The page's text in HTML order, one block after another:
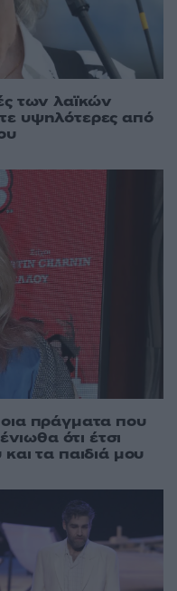
των λαϊκών
υψηλότερες από
πράγματα που
ότι έτσι
τα παιδιά μου